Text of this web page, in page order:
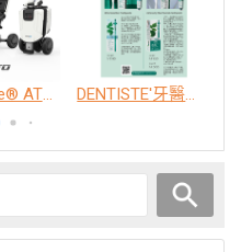
movinglife® ATTO新世代電動代步車 經典款 DENTISTE'牙醫選極敏感牙膏、抗蛀牙膏